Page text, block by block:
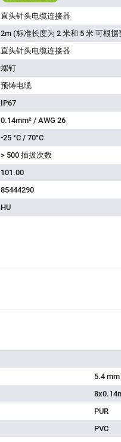
直头针头电缆连接器
2m (标准长度为 2 米和 5 米 可根
直头针头电缆连接器
螺钉
预铸电缆
IP67
0.14mm² / AWG 26
-25 °C / 70°C
> 500 插拔次数
101.00
85444290
HU
5.4 mm
PUR
PVC